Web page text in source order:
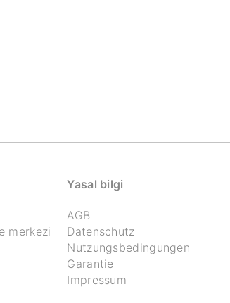
merkezi
Yasal bilgi
AGB
Datenschutz
Nutzungsbedingungen
Garantie
Impressum